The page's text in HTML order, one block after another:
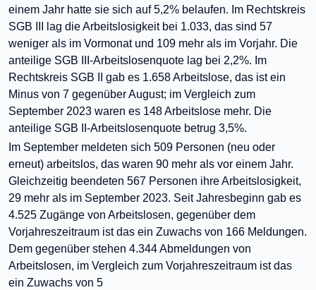
einem Jahr hatte sie sich auf 5,2% belaufen. Im Rechtskreis
SGB III lag die Arbeitslosigkeit bei 1.033, das sind 57
weniger als im Vormonat und 109 mehr als im Vorjahr. Die
anteilige SGB III-Arbeitslosenquote lag bei 2,2%. Im
Rechtskreis SGB II gab es 1.658 Arbeitslose, das ist ein
Minus von 7 gegenüber August; im Vergleich zum
September 2023 waren es 148 Arbeitslose mehr. Die
anteilige SGB II-Arbeitslosenquote betrug 3,5%.
Im September meldeten sich 509 Personen (neu oder
erneut) arbeitslos, das waren 90 mehr als vor einem Jahr.
Gleichzeitig beendeten 567 Personen ihre Arbeitslosigkeit,
29 mehr als im September 2023. Seit Jahresbeginn gab es
4.525 Zugänge von Arbeitslosen, gegenüber dem
Vorjahreszeitraum ist das ein Zuwachs von 166 Meldungen.
Dem gegenüber stehen 4.344 Abmeldungen von
Arbeitslosen, im Vergleich zum Vorjahreszeitraum ist das
ein Zuwachs von 5